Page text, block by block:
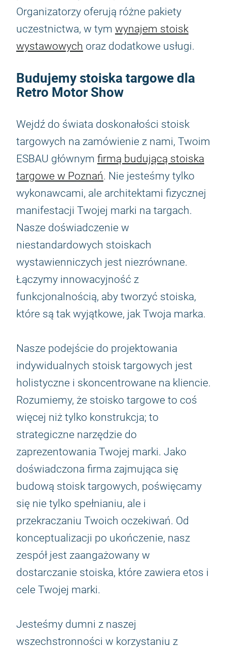
Organizatorzy oferują różne pakiety
uczestnictwa, w tym wynajem stoisk
wystawowych oraz dodatkowe usługi.
Budujemy stoiska targowe dla
Retro Motor Show
Wejdź do świata doskonałości stoisk
targowych na zamówienie z nami, Twoim
ESBAU głównym firmą budującą stoiska
targowe w Poznań. Nie jesteśmy tylko
wykonawcami, ale architektami fizycznej
manifestacji Twojej marki na targach.
Nasze doświadczenie w
niestandardowych stoiskach
wystawienniczych jest niezrównane.
Łączymy innowacyjność z
funkcjonalnością, aby tworzyć stoiska,
które są tak wyjątkowe, jak Twoja marka.
Nasze podejście do projektowania
indywidualnych stoisk targowych jest
holistyczne i skoncentrowane na kliencie.
Rozumiemy, że stoisko targowe to coś
więcej niż tylko konstrukcja; to
strategiczne narzędzie do
zaprezentowania Twojej marki. Jako
doświadczona firma zajmująca się
budową stoisk targowych, poświęcamy
się nie tylko spełnianiu, ale i
przekraczaniu Twoich oczekiwań. Od
konceptualizacji po ukończenie, nasz
zespół jest zaangażowany w
dostarczanie stoiska, które zawiera etos i
cele Twojej marki.
Jesteśmy dumni z naszej
wszechstronności w korzystaniu z